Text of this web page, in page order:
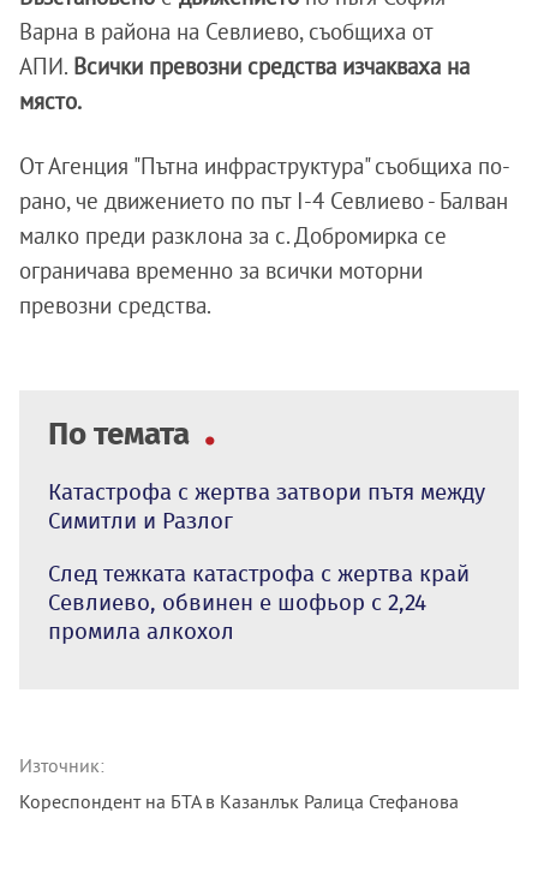
Варна в района на Севлиево, съобщиха от
АПИ. Всички превозни средства изчакваха на
място.
От Агенция "Пътна инфраструктура" съобщиха по-
рано, че движението по път I-4 Севлиево - Балван
малко преди разклона за с. Добромирка се
ограничава временно за всички моторни
превозни средства.
По темата
Катастрофа с жертва затвори пътя между
Симитли и Разлог
След тежката катастрофа с жертва край
Севлиево, обвинен е шофьор с 2,24
промила алкохол
Източник:
Кореспондент на БТА в Казанлък Ралица Стефанова